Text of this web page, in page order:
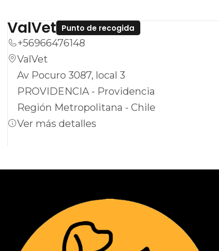
Ideal para perros y gatos, este suplemento
representa una solución práctica y accesible
para ayudar a tu mascota a sentirse más
tranquila y equilibrada.
ValVet Punto de recogida
+56966476148
ValVet
Av Pocuro 3087, local 3
PROVIDENCIA - Providencia
Región Metropolitana - Chile
Ver más detalles